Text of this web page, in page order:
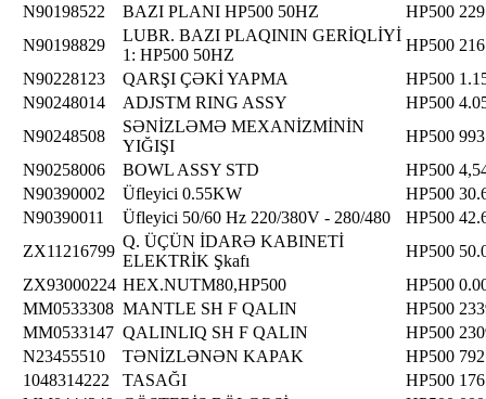
N90198522
BAZI PLANI HP500 50HZ HP500
N90198829
LUBR. BAZI PLAQININ GERİQLİYİ
1: HP500 50HZ
HP500
N90228123
QARŞI ÇƏKİ YAPMA HP500
N90248014
ADJSTM RING ASSY HP500
N90248508
SƏNİZLƏMƏ MEXANİZMİNİN
YIĞIŞI
HP500
N90258006
BOWL ASSY STD HP500
N90390002
Üfleyici 0.55KW HP500
N90390011
Üfleyici 50/60 Hz 220/380V - 280/480 HP500
ZX11216799
Q. ÜÇÜN İDARƏ KABINETİ
ELEKTRİK Şkafı
HP500
ZX93000224 HEX.NUTM80,HP500 HP500
MM0533308 MANTLE SH F QALIN HP500
MM0533147 QALINLIQ SH F QALIN HP500
N23455510
TƏNİZLƏNƏN KAPAK HP500 792
1048314222
TASAĞI HP500